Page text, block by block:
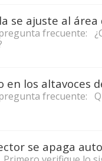
frecuente:
frecuente:
se apaga